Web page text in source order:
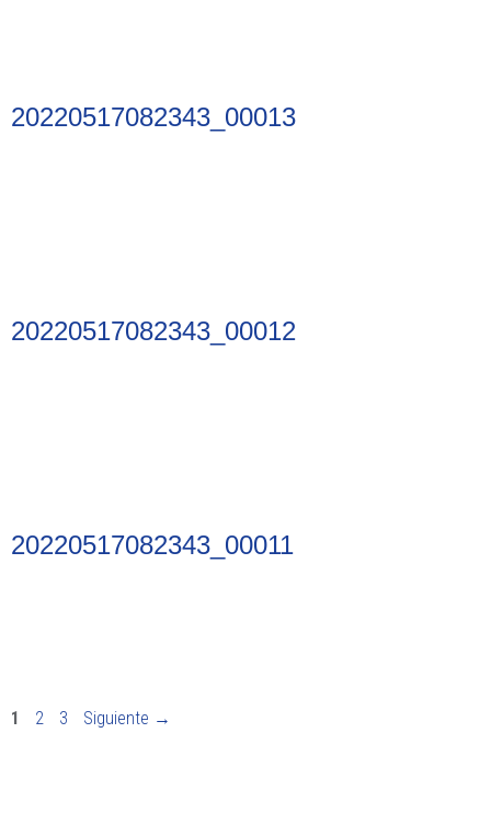
20220517082343_00013
20220517082343_00012
20220517082343_00011
Página
1 Página
2 Página
3 Siguiente →